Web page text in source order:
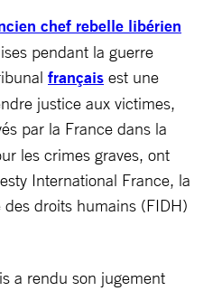
chef rebelle libérien
pendant la guerre
français est une
justice aux victimes,
par la France dans la
les crimes graves, ont
International France, la
droits humains (FIDH)
a rendu son jugement